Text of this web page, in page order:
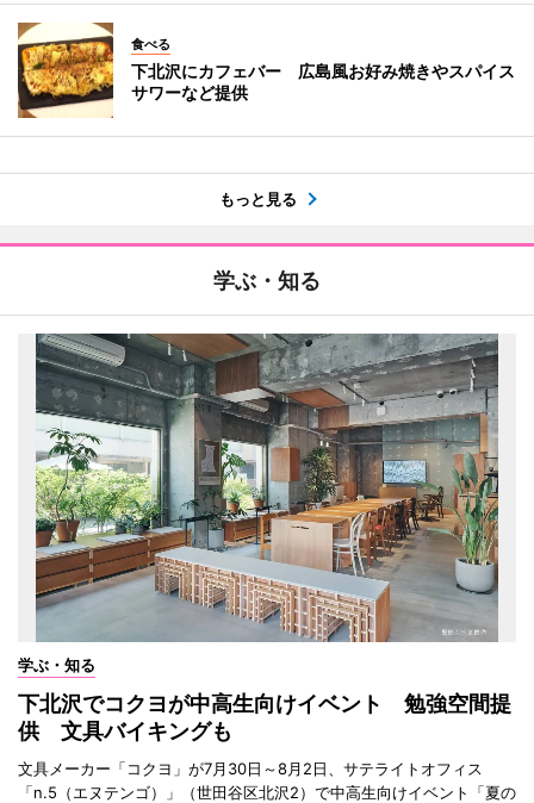
食べる
下北沢にカフェバー 広島風お好み焼きやスパイス
サワーなど提供
もっと見る
学ぶ・知る
学ぶ・知る
下北沢でコクヨが中高生向けイベント 勉強空間提
供 文具バイキングも
文具メーカー「コクヨ」が7月30日～8月2日、サテライトオフィス
「n.5（エヌテンゴ）」（世田谷区北沢2）で中高生向けイベント「夏の